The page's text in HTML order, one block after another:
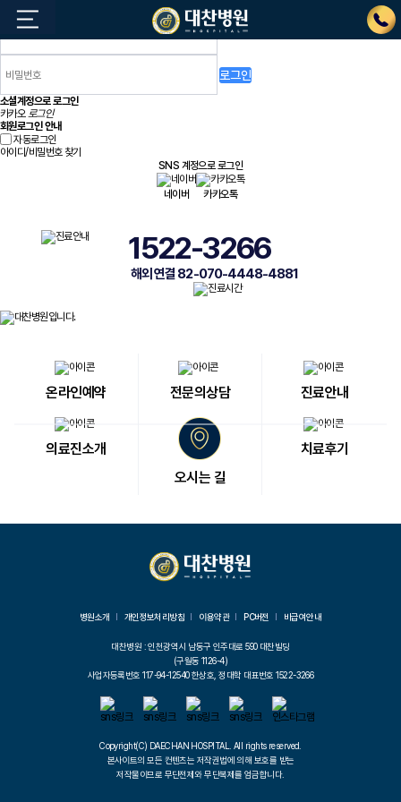
로그인
소셜계정으로 로그인
카카오로그인
회원로그인 안내
자동로그인
아이디/비밀번호 찾기
SNS 계정으로 로그인
네이버 카카오톡
1522-3266
해외 연결 82-070-4448-4881
온라인예약 전문의상담 진료안내
의료진소개
오시는 길
치료후기
병원소개 개인정보처리방침 이용약관 PC버전 비급여안내
대찬병원 : 인천광역시 남동구 인주대로 590 대찬빌딩
(구월동 1126-4)
사업자등록번호 117-94-12540 한상호, 정대학 대표번호 1522-3266
Copyright(C) DAECHAN HOSPITAL. All rights reserved.
본사이트의 모든 컨텐츠는 저작권법에 의해 보호를 받는
저작물이므로 무단전제와 무단복제를 엄금합니다.